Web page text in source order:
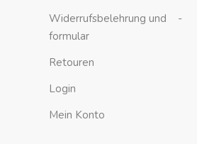
Widerrufsbelehrung und -
formular
Retouren
Login
Mein Konto